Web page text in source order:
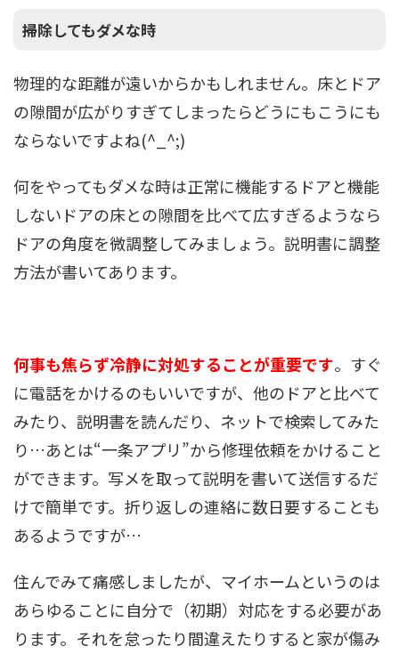
掃除してもダメな時
物理的な距離が遠いからかもしれません。床とドア
の隙間が広がりすぎてしまったらどうにもこうにも
ならないですよね(^_^;)
何をやってもダメな時は正常に機能するドアと機能
しないドアの床との隙間を比べて広すぎるようなら
ドアの角度を微調整してみましょう。説明書に調整
方法が書いてあります。
何事も焦らず冷静に対処することが重要です。すぐ
に電話をかけるのもいいですが、他のドアと比べて
みたり、説明書を読んだり、ネットで検索してみた
り…あとは“一条アプリ”から修理依頼をかけること
ができます。写メを取って説明を書いて送信するだ
けで簡単です。折り返しの連絡に数日要することも
あるようですが…
住んでみて痛感しましたが、マイホームというのは
あらゆることに自分で（初期）対応をする必要があ
ります。それを怠ったり間違えたりすると家が傷み